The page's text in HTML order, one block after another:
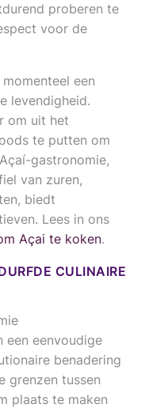
proberen te
voor de
een
levendigheid.
om uit het
te putten om
gastronomie,
van zuren,
biedt
Lees in ons
Açai te koken.
CULINAIRE
een eenvoudige
benadering
grenzen tussen
plaats te maken